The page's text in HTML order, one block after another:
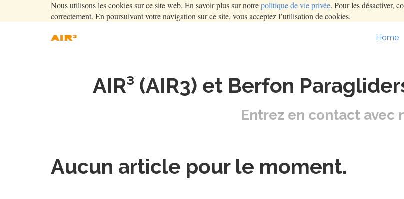
Nous utilisons les cookies sur ce site web. En savoir plus sur notrepolitique de vie privée. Pour les désactiver,
correctement. En poursuivant votre navigation sur ce site, vous acceptez l’utilisation de cookies.
Home
AIR³ (AIR3) et Berfon
Entrez en contact avec
Aucun article pour le moment.